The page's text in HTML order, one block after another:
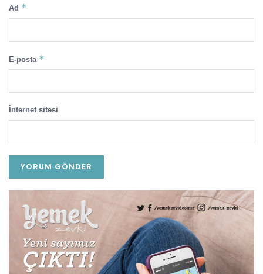
Ad *
E-posta *
İnternet sitesi